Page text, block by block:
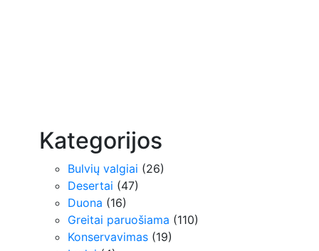
Kategorijos
Bulvių valgiai (26)
Desertai (47)
Duona (16)
Greitai paruošiama (110)
Konservavimas (19)